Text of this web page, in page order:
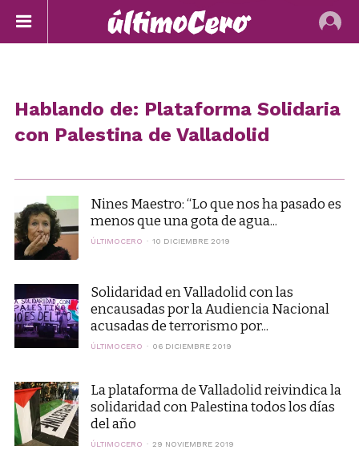
Hablando de: Plataforma Solidaria
con Palestina de Valladolid
Nines Maestro: “Lo que nos ha pasado es
menos que una gota de agua...
ÚLTIMOCERO 10 DICIEMBRE 2019
Solidaridad en Valladolid con las
encausadas por la Audiencia Nacional
acusadas de terrorismo por...
ÚLTIMOCERO 06 DICIEMBRE 2019
La plataforma de Valladolid reivindica la
solidaridad con Palestina todos los días
del año
ÚLTIMOCERO 29 NOVIEMBRE 2019